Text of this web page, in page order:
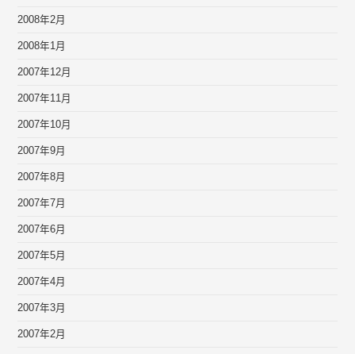
2008年2月
2008年1月
2007年12月
2007年11月
2007年10月
2007年9月
2007年8月
2007年7月
2007年6月
2007年5月
2007年4月
2007年3月
2007年2月